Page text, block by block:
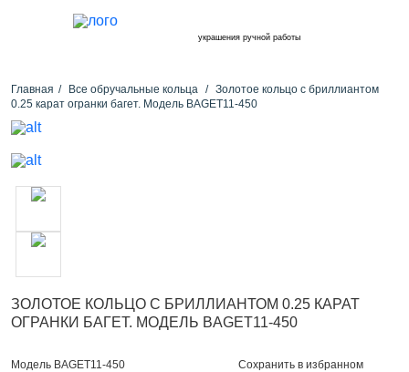
украшения ручной работы
Главная Все обручальные кольца
Золотое кольцо с бриллиантом
0.25 карат огранки багет. Модель BAGET11-450
ЗОЛОТОЕ КОЛЬЦО С БРИЛЛИАНТОМ 0.25 КАРАТ
ОГРАНКИ БАГЕТ. МОДЕЛЬ BAGET11-450
Модель BAGET11-450 Сохранить в избранном